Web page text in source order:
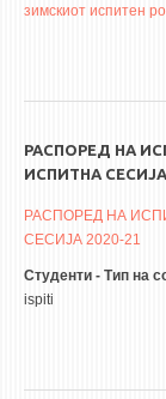
ВОНРЕДНИ
зимскиот испитен
РАСПОРЕД НА
ИСПИТНА СЕСИЈА
РАСПОРЕД НА
СЕСИЈА 2020-21
Студенти - Тип на
ispiti